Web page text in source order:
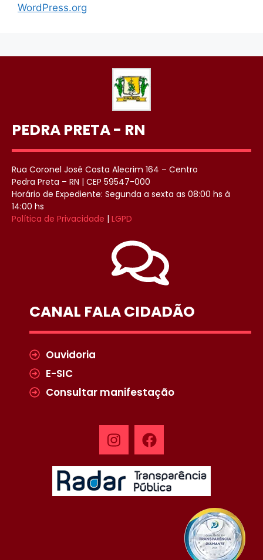
WordPress.org
PEDRA PRETA - RN
Rua Coronel José Costa Alecrim 164 – Centro
Pedra Preta – RN | CEP 59547-000
Horário de Expediente: Segunda a sexta as 08:00 hs à
14:00 hs
Política de Privacidade | LGPD
CANAL FALA CIDADÃO
Ouvidoria
E-SIC
Consultar manifestação